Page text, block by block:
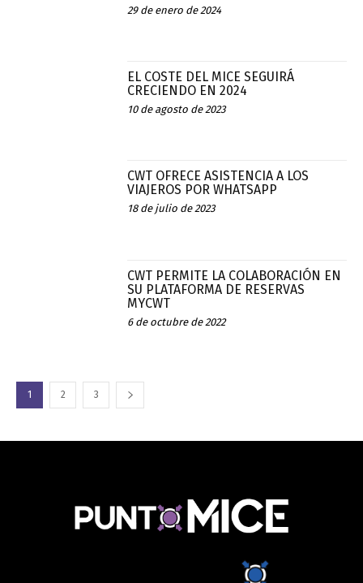
29 de enero de 2024
EL COSTE DEL MICE SEGUIRÁ
CRECIENDO EN 2024
10 de agosto de 2023
CWT OFRECE ASISTENCIA A LOS
VIAJEROS POR WHATSAPP
18 de julio de 2023
CWT PERMITE LA COLABORACIÓN EN
SU PLATAFORMA DE RESERVAS
MYCWT
6 de octubre de 2022
1 2 3